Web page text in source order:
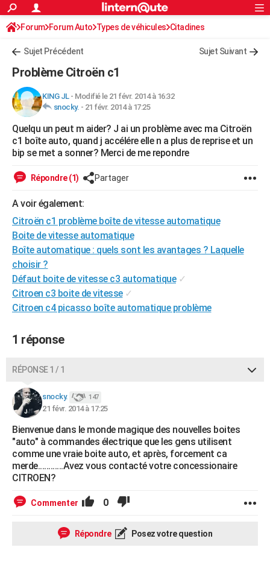
ACTUALITÉS
Politique
Société
Faits Divers
Education
Monde
Villes
+
FINANCE
Retraite
Impôts
Epargne
Immobilier
Risques naturels par ville
Banque
Assurance
Crédit
AUTO
Essais
Réserver un essai
Citadines
Berlines
SUV
Forum auto
+HIGH-TECH
Mobiles
Meilleur smartphone
Internet
Ordinateurs
Jeux vidéo
Guide high-tech
+
Forum
Aménagement intérieur
Extérieur
Cuisine
Salle de bains
Jardinage
Rangement
WEEK-END
Guides de France
Escapades
Patrimoine
Expositions
Musées
Week-end nature
+LIFESTYLE
Art de vivre
Bien-être
Loisirs
Mode
Modes de vie
SANTE
Alimentation
Guide de la santé
Maladies
Médicaments
Sommeil
VOYAGE
Destinations
City break
Voyage nature
Voyage de noces
Forum
Climat
+PHOTO
GUIDES D'ACHAT
BONS PLANS
Dictionnaire
Biographies
Citations
Expressions
Proverbes
PROGRAMME TV
COPAINS D'AVANT
S'inscrire
Se connecter
Lycées
Collèges
Primaires
Universités
Entreprises
Service militaire
Avis de recherche
AVIS DE DÉCÈS
FORUM
Bricolage
Lifestyle
Culture
Sport
Auto
Television
Voyage
Cinema
S'inscrire
Connexion
Forum Forum Auto Types de véhicules Citadines
Sujet Précédent Sujet Suivant
Problème Citroën c1
KING JL- Modifié le 21 févr. 2014 à 16:32
snocky. - 21 févr. 2014 à 17:25
Quelqu un peut m aider? J ai un problème avec ma Citroën
c1 boîte auto, quand j accélére elle n a plus de reprise et un
bip se met a sonner? Merci de me repondre
Répondre (1) Partager
A voir également:
Citroën c1 problème boîte de vitesse automatique
Boite de vitesse automatique
Boîte automatique : quels sont les avantages ? Laquelle
choisir ?
Défaut boite de vitesse c3 automatique ✓
Citroen c3 boite de vitesse ✓
Citroen c4 picasso boîte automatique problème
1 réponse
RÉPONSE 1 / 1
snocky. 147
21 févr. 2014 à 17:25
Bienvenue dans le monde magique des nouvelles boites
"auto" à commandes électrique que les gens utilisent
comme une vraie boite auto, et après, forcement ca
merde............Avez vous contacté votre concessionaire
CITROEN?
Commenter 0
Répondre Posez votre question